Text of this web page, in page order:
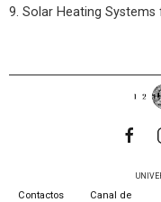
9. Solar Heating
Contactos Canal de